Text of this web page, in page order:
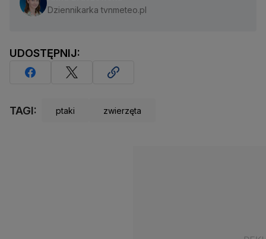
Dziennikarka tvnmeteo.pl
UDOSTĘPNIJ:
TAGI: ptaki zwierzęta